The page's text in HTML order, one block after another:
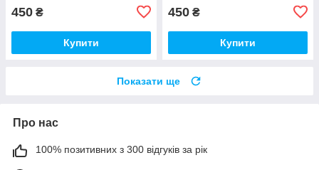
450 ₴
Купити
450 ₴
Купити
Показати ще
Про нас
100% позитивних з 300 відгуків за рік